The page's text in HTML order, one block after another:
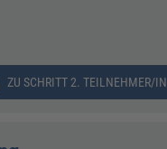
ZU SCHRITT 2. TEILNEHMER/IN